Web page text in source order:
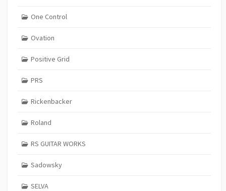
One Control
Ovation
Positive Grid
PRS
Rickenbacker
Roland
RS GUITAR WORKS
Sadowsky
SELVA